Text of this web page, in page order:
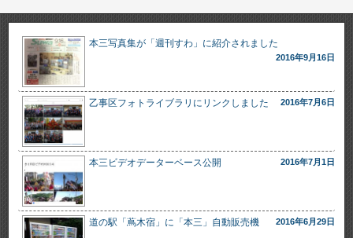
10 16 日
上蔦木
先達
10
10 23 日
11 23 水 平岡
本三写真集が「週刊すわ」に紹介されました
2016年9月16日
乙事区フォトライブラリにリンクしました 2016年7月6日
本三ビデオデーターベース公開 2016年7月1日
道の駅「蔦木宿」に「本三」自動販売機 2016年6月29日